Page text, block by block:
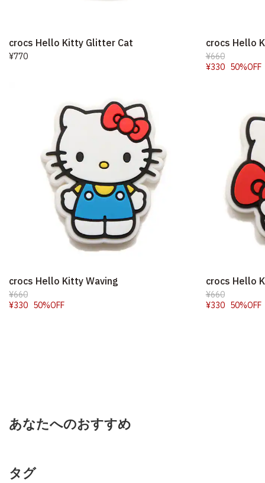
crocs Hello Kitty Glitter Cat
¥770
crocs Hello
¥660
¥330 50%OFF
crocs Hello Kitty Waving
¥660
¥330 50%OFF
crocs Hello
¥660
¥330 50%OFF
あなたへのおすすめ
タグ